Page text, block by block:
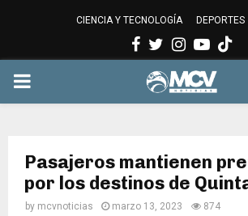
CIENCIA Y TECNOLOGÍA DEPORTES
Facebook
Twitter
Instagram
PRIMARY
Pasajeros mantienen
por los destinos de
by mcvnoticias marzo 13, 2023 874